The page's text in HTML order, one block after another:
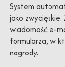
System
jako
wiadomość e-
formularza, w
nagrody.